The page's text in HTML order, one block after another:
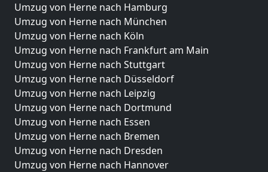
Umzug von Herne nach Hamburg
Umzug von Herne nach München
Umzug von Herne nach Köln
Umzug von Herne nach Frankfurt am Main
Umzug von Herne nach Stuttgart
Umzug von Herne nach Düsseldorf
Umzug von Herne nach Leipzig
Umzug von Herne nach Dortmund
Umzug von Herne nach Essen
Umzug von Herne nach Bremen
Umzug von Herne nach Dresden
Umzug von Herne nach Hannover